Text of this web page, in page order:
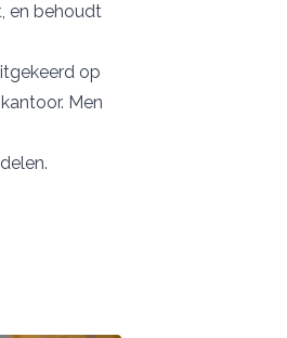
en behoudt
op
Men